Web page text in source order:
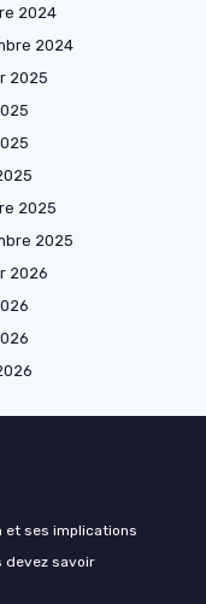
2024
2024
2025
2025
2025
2026
et ses implications
devez savoir